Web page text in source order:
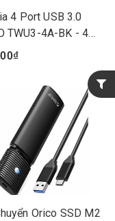
4 Port USB 3.0
TWU3-4A-BK - 4
Orico SSD M2